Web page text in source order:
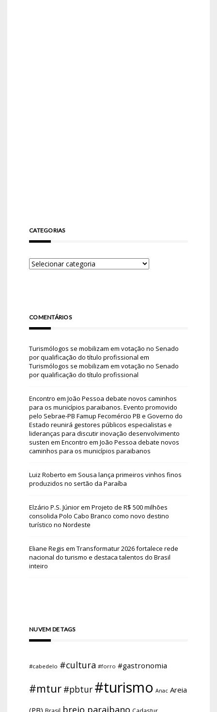
CATEGORIAS
COMENTÁRIOS
Turismólogos se mobilizam em votação no Senado
por qualificação do título profissional em
Turismólogos se mobilizam em votação no Senado
por qualificação do título profissional
Encontro em João Pessoa debate novos caminhos
para os municípios paraibanos. Evento promovido
pelo Sebrae-PB Famup Fecomércio PB e Governo do
Estado reunirá gestores públicos especialistas e
lideranças para discutir inovação desenvolvimento
susten em Encontro em João Pessoa debate novos
caminhos para os municípios paraibanos
Luiz Roberto em Sousa lança primeiros vinhos finos
produzidos no sertão da Paraíba
Elzário P.S. Júniorem Projeto de R$ 500 milhões
consolida Polo Cabo Branco como novo destino
turístico no Nordeste
Eliane Regis em Transformatur 2026 fortalece rede
nacional do turismo e destaca talentos do Brasil
inteiro
NUVEM DE TAGS
#cabedelo #cultura #forro #gastronomia
#mtur #pbtur #turismo Anac Areia